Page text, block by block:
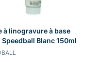
à linogravure à base
Speedball Blanc 150ml